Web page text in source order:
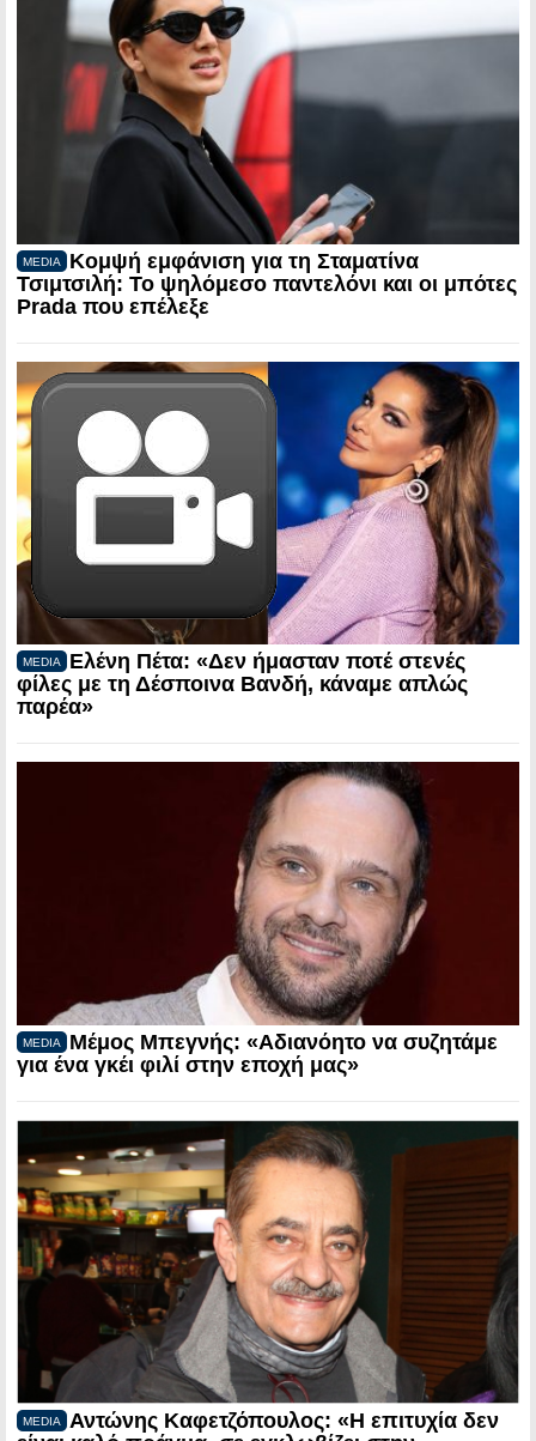
MEDIA
Κομψή εμφάνιση για τη Σταματίνα
Τσιμτσιλή: Το ψηλόμεσο παντελόνι και οι μπότες
Prada που επέλεξε
MEDIA
Ελένη Πέτα: «Δεν ήμασταν ποτέ στενές
φίλες με τη Δέσποινα Βανδή, κάναμε απλώς
παρέα»
MEDIA
Μέμος Μπεγνής: «Αδιανόητο να συζητάμε
για ένα γκέι φιλί στην εποχή μας»
MEDIA
Αντώνης Καφετζόπουλος: «Η επιτυχία δεν